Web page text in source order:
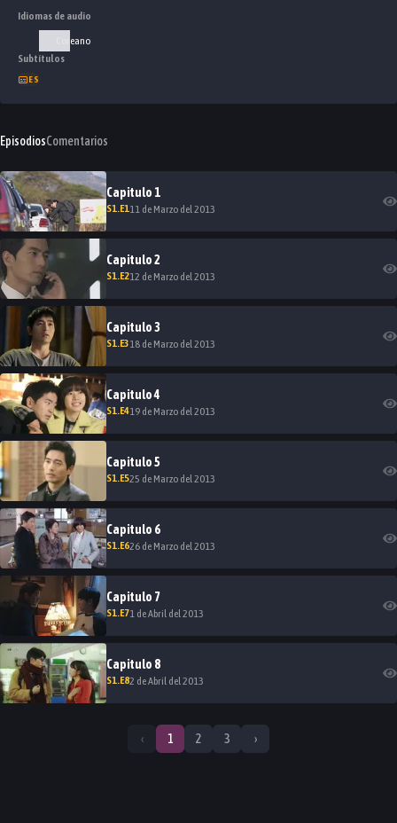
Idiomas de audio
Coreano
Subtítulos
ES
EpisodiosComentarios
Capitulo 1
S1.E111 de Marzo del 2013
Capitulo2
S1.E212 de Marzo del 2013
Capitulo3
S1.E318 de Marzo del 2013
Capitulo4
S1.E419 de Marzo del 2013
Capitulo5
S1.E525 de Marzo del 2013
Capitulo 6
S1.E626 de Marzo del 2013
Capitulo 7
S1.E71 de Abril del 2013
Capitulo 8
S1.E82 de Abril del 2013
‹ 1 2 3 ›